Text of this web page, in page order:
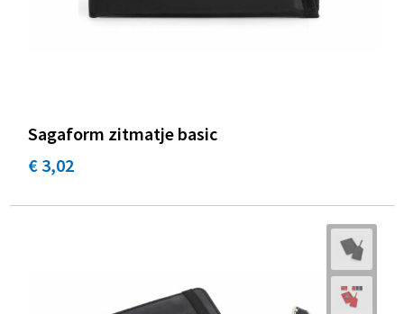
Sagaform zitmatje basic
€ 3,02